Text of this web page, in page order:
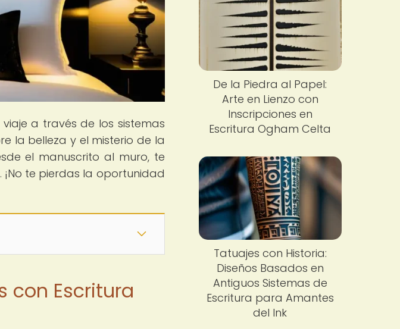
a través de los sistemas
la belleza y el misterio de la
el manuscrito al muro, te
te pierdas la oportunidad
con Escritura
De la Piedra al Papel:
Arte en Lienzo con
Inscripciones en
Escritura Ogham Celta
Tatuajes con Historia:
Diseños Basados en
Antiguos Sistemas de
Escritura para Amantes
del Ink